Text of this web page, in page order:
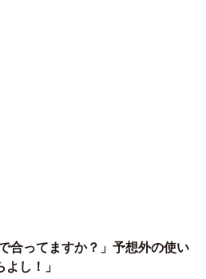
画よりキャプチャ）
合ってますか？」予想外の使い
し！」